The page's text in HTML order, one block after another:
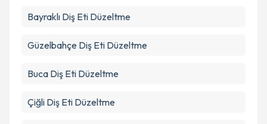
Bayraklı Diş Eti Düzeltme
Güzelbahçe Diş Eti Düzeltme
Buca Diş Eti Düzeltme
Çiğli Diş Eti Düzeltme